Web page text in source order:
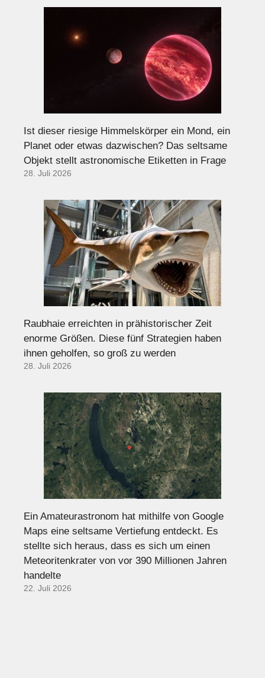
Ist dieser riesige Himmelskörper ein Mond, ein
Planet oder etwas dazwischen? Das seltsame
Objekt stellt astronomische Etiketten in Frage
28. Juli 2026
Raubhaie erreichten in prähistorischer Zeit
enorme Größen. Diese fünf Strategien haben
ihnen geholfen, so groß zu werden
28. Juli 2026
Ein Amateurastronom hat mithilfe von Google
Maps eine seltsame Vertiefung entdeckt. Es
stellte sich heraus, dass es sich um einen
Meteoritenkrater von vor 390 Millionen Jahren
handelte
22. Juli 2026